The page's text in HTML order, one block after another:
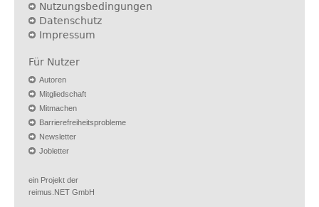
Nutzungsbedingungen
Datenschutz
Impressum
Für Nutzer
Autoren
Mitgliedschaft
Mitmachen
Barrierefreiheitsprobleme
Newsletter
Jobletter
ein Projekt der
reimus.NET GmbH